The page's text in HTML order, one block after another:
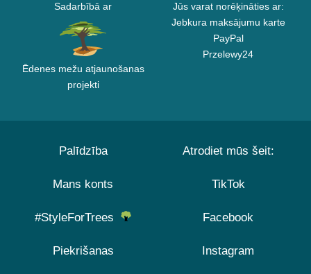
Sadarbībā ar
Ēdenes mežu atjaunošanas
projekti
Jūs varat norēķināties ar:
Jebkura maksājumu karte
PayPal
Przelewy24
Palīdzība
Mans konts
#StyleForTrees
Piekrišanas
Atrodiet mūs šeit:
TikTok
Facebook
Instagram